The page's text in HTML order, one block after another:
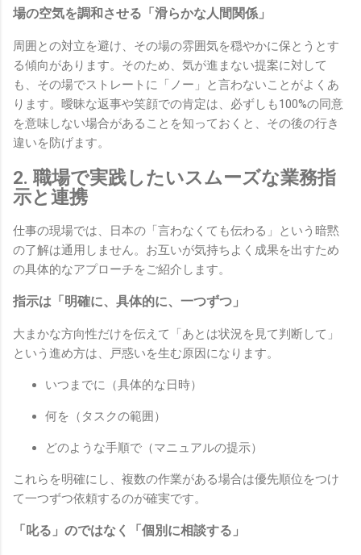
場の空気を調和させる「滑らかな人間関係」
周囲との対立を避け、その場の雰囲気を穏やかに保とうとす
る傾向があります。そのため、気が進まない提案に対して
も、その場でストレートに「ノー」と言わないことがよくあ
ります。曖昧な返事や笑顔での肯定は、必ずしも100%の同意
を意味しない場合があることを知っておくと、その後の行き
違いを防げます。
2. 職場で実践したいスムーズな業務指
示と連携
仕事の現場では、日本の「言わなくても伝わる」という暗黙
の了解は通用しません。お互いが気持ちよく成果を出すため
の具体的なアプローチをご紹介します。
指示は「明確に、具体的に、一つずつ」
大まかな方向性だけを伝えて「あとは状況を見て判断して」
という進め方は、戸惑いを生む原因になります。
いつまでに（具体的な日時）
何を（タスクの範囲）
どのような手順で（マニュアルの提示）
これらを明確にし、複数の作業がある場合は優先順位をつけ
て一つずつ依頼するのが確実です。
「叱る」のではなく「個別に相談する」